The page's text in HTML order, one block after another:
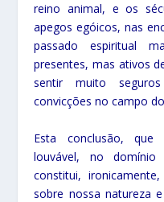
reino animal, e os
apegos egóicos, nas
passado espiritual
presentes, mas ativos
sentir muito
convicções no campo
Esta conclusão, que
louvável, no
constitui,
sobre nossa natureza